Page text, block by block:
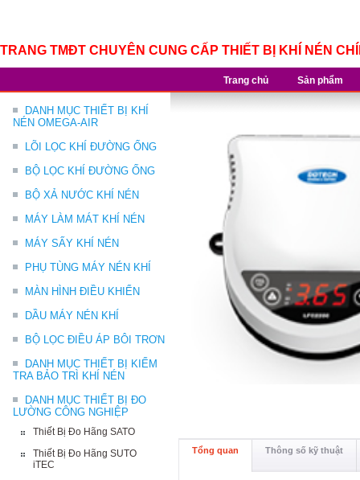
TRANG TMĐT CHUYÊN CUNG CẤP THIẾT BỊ KHÍ NÉN
Trang chủ Sản phẩm
DANH MỤC THIẾT BỊ KHÍ
NÉN OMEGA-AIR
LÕI LỌC KHÍ ĐƯỜNG ỐNG
BỘ LỌC KHÍ ĐƯỜNG ỐNG
BỘ XẢ NƯỚC KHÍ NÉN
MÁY LÀM MÁT KHÍ NÉN
MÁY SẤY KHÍ NÉN
PHỤ TÙNG MÁY NÉN KHÍ
MÀN HÌNH ĐIỀU KHIỂN
DẦU MÁY NÉN KHÍ
BỘ LỌC ĐIỀU ÁP BÔI TRƠN
DANH MỤC THIẾT BỊ KIỂM
TRA BẢO TRÌ KHÍ NÉN
DANH MỤC THIẾT BỊ ĐO
LƯỜNG CÔNG NGHIỆP
Thiết Bị Đo Hãng SATO
Thiết Bị Đo Hãng SUTO
iTEC
Tổng quan Thông số kỹ thuật